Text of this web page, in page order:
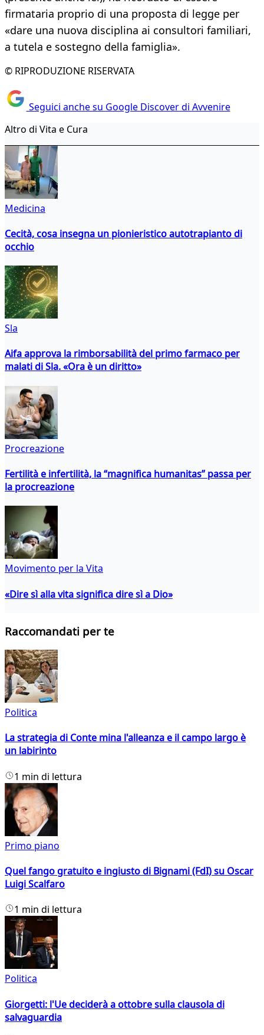
firmataria proprio di una proposta di legge per
«dare una nuova disciplina ai consultori familiari,
a tutela e sostegno della famiglia».
© RIPRODUZIONE RISERVATA
Seguici anche su Google Discover di Avvenire
Altro di Vita e Cura
Medicina
Cecità, cosa insegna un pionieristico autotrapianto di
occhio
Sla
Aifa approva la rimborsabilità del primo farmaco per
malati di Sla. «Ora è un diritto»
Procreazione
Fertilità e infertilità, la “magnifica humanitas” passa per
la procreazione
Movimento per la Vita
«Dire sì alla vita significa dire sì a Dio»
Raccomandati per te
Politica
La strategia di Conte mina l'alleanza e il campo largo è
un labirinto
1 min di lettura
Primo piano
Quel fango gratuito e ingiusto di Bignami (FdI) su Oscar
Luigi Scalfaro
1 min di lettura
Politica
Giorgetti: l'Ue deciderà a ottobre sulla clausola di
salvaguardia